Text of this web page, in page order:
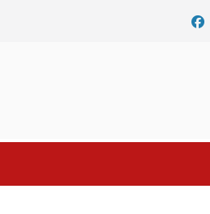
Նախկին բարձրաստիճան